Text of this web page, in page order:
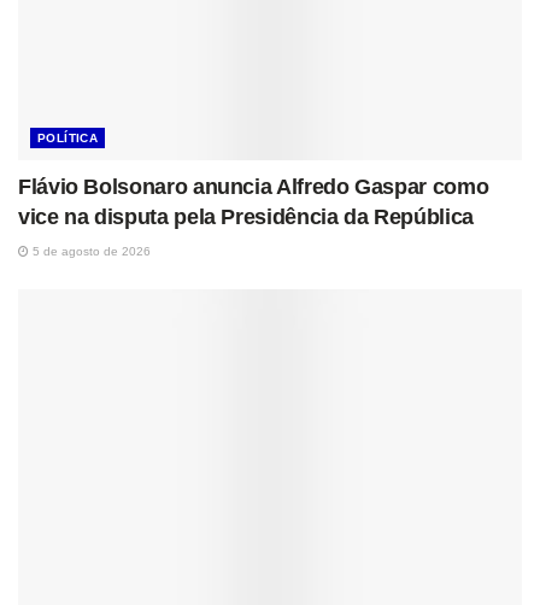
POLÍTICA
Flávio Bolsonaro anuncia Alfredo Gaspar como
vice na disputa pela Presidência da República
5 de agosto de 2026